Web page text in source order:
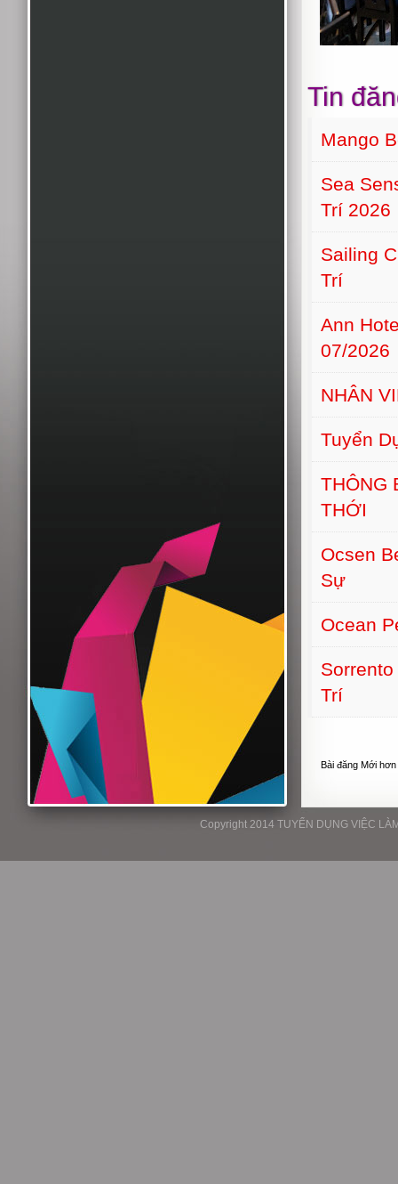
Tin
Mango
Sea
Trí 2026
Sailing
Trí
Ann
07/2026
NHÂN
Tuyển
THÔNG
THỚI
Ocsen
Sự
Ocean
Trí
Bài đăng Mới hơn
Copyright 2014 TUYỂN DỤNG VIỆC